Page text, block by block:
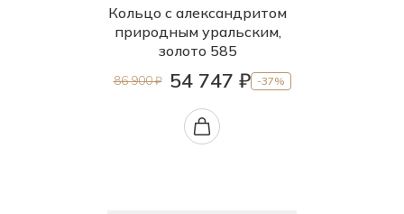
Кольцо с александритом
природным уральским,
золото 585
86 900 ₽ 54 747 ₽ -37%